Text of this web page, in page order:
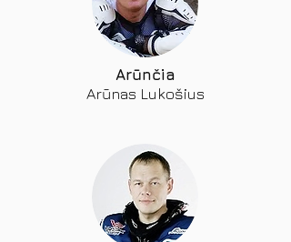
Arūnčia
Arūnas Lukošius